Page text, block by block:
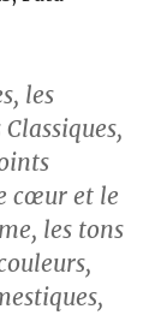
les
cœur et le
les tons